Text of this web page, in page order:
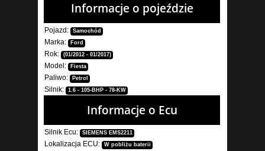
Informacje o pojeździe
Pojazd: Samochód
Marka: Ford
Rok: (01/2012 - 01/2017)
Model: Fiesta
Paliwo: Petrol
Silnik: 1.6 - 105-BHP - 78-KW
Informacje o Ecu
Silnik Ecu: SIEMENS EMS2211
Lokalizacja ECU: W pobliżu baterii